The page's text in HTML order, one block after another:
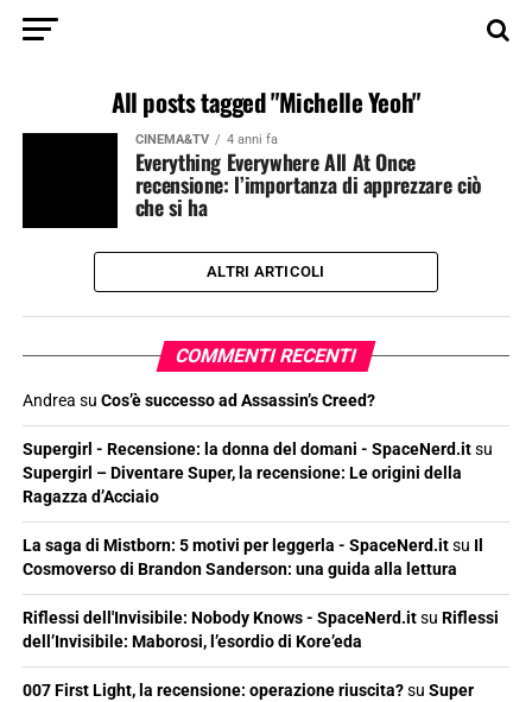
All posts tagged "Michelle Yeoh"
CINEMA&TV 4 anni fa
Everything Everywhere All At Once
recensione: l’importanza di apprezzare ciò
che si ha
ALTRI ARTICOLI
COMMENTI RECENTI
Andrea su Cos’è successo ad Assassin’s Creed?
Supergirl - Recensione: la donna del domani - SpaceNerd.itsu
Supergirl – Diventare Super, la recensione: Le origini della
Ragazza d’Acciaio
La saga di Mistborn: 5 motivi per leggerla - SpaceNerd.itsu Il
Cosmoverso di Brandon Sanderson: una guida alla lettura
Riflessi dell'Invisibile: Nobody Knows - SpaceNerd.itsu Riflessi
dell’Invisibile: Maborosi, l’esordio di Kore’eda
007 First Light, la recensione: operazione riuscita?su Super